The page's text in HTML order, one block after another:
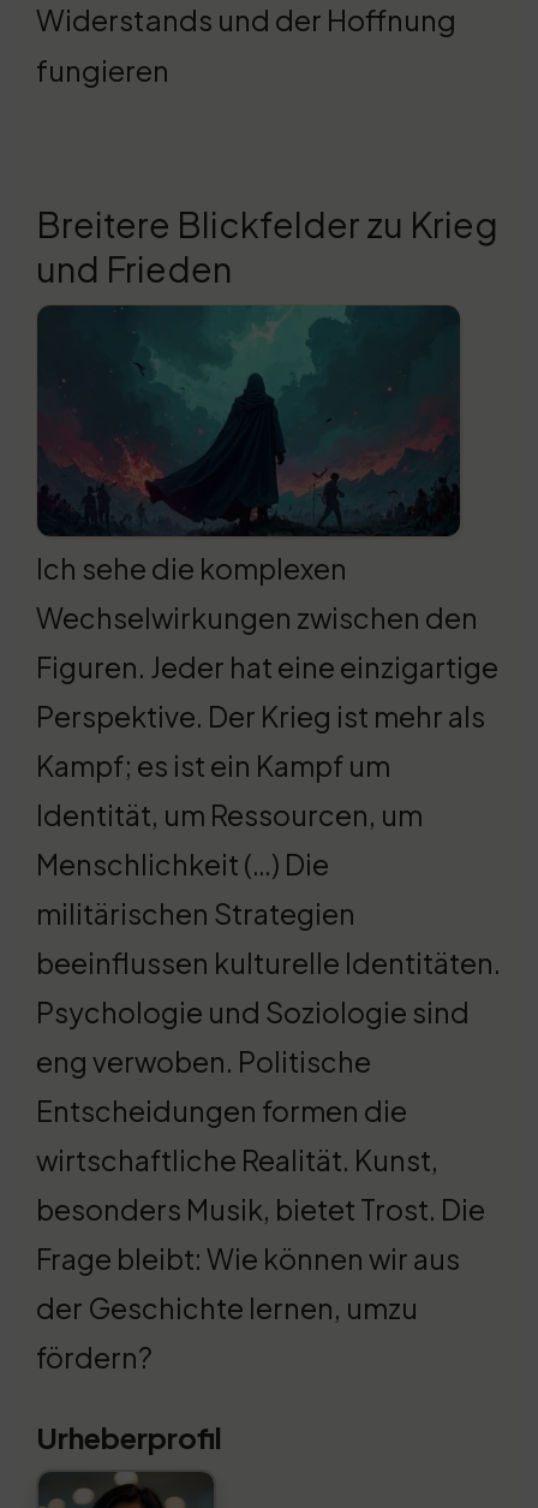
Widerstands und der Hoffnung
fungieren
Breitere Blickfelder zu Krieg
und Frieden
Ich sehe die komplexen
Wechselwirkungen zwischen den
Figuren. Jeder hat eine einzigartige
Perspektive. Der Krieg ist mehr als
Kampf; es ist ein Kampf um
Identität, um Ressourcen, um
Menschlichkeit (…) Die
militärischen Strategien
beeinflussen kulturelle Identitäten.
Psychologie und Soziologie sind
eng verwoben. Politische
Entscheidungen formen die
wirtschaftliche Realität. Kunst,
besonders Musik, bietet Trost. Die
Frage bleibt: Wie können wir aus
der Geschichte lernen, umzu
fördern?
Urheberprofil